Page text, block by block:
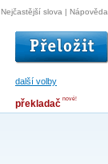
další volby
Nejčastější slova | Nápověda
překladač nové!